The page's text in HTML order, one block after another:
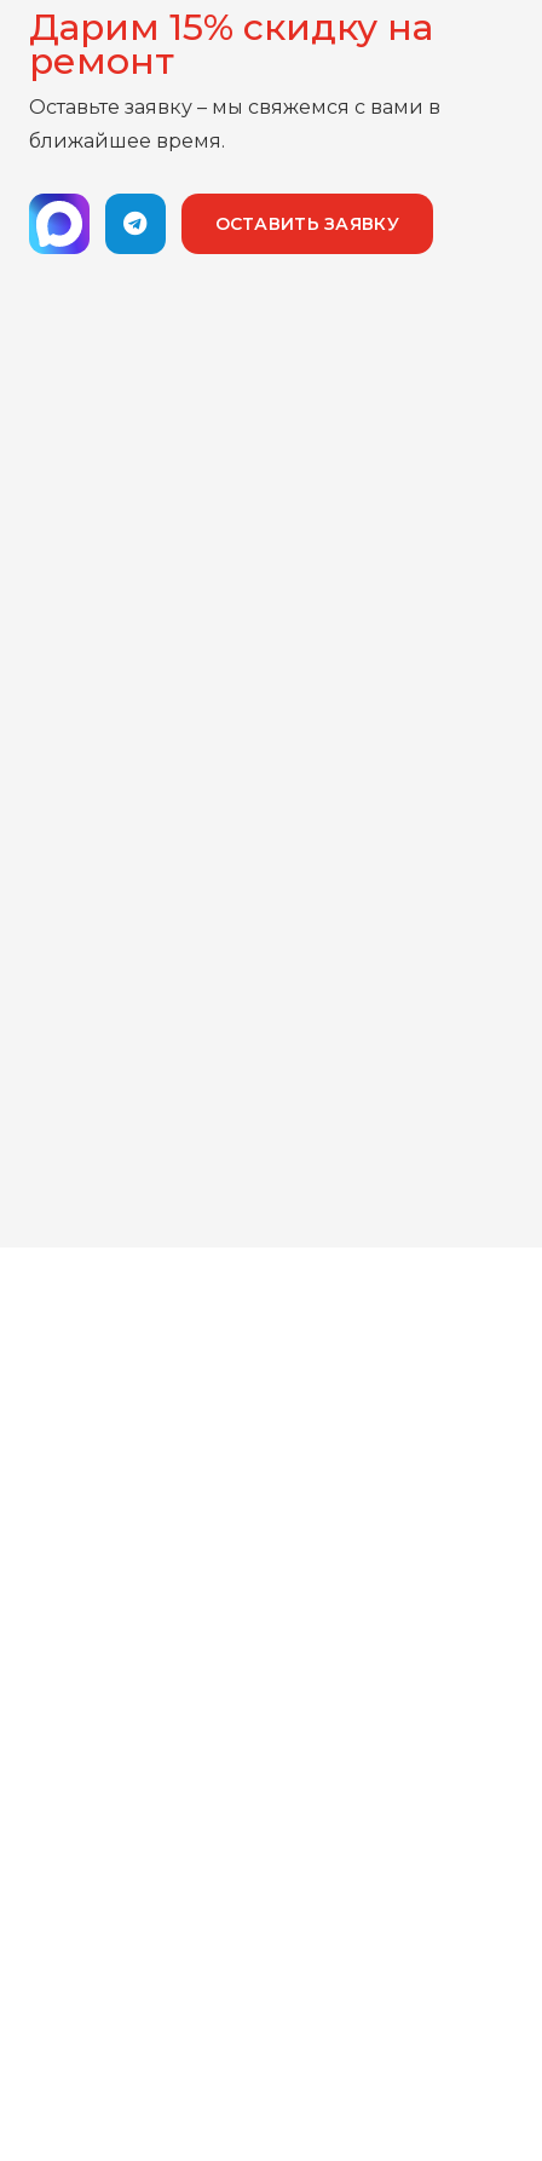
Дарим 15% скидку на
ремонт
Оставьте заявку – мы свяжемся с вами в
ближайшее время.
ОСТАВИТЬ ЗАЯВКУ